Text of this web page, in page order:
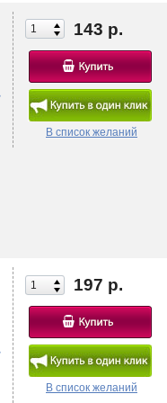
цене
представленные
поворотные,
изготавливается из
свойств
используется
устойчивость к
которые Вы можете прямо
цена-качество. Они
на улице, в организациях
Довольно
резины
аппаратные столики и
143 р.
В список желаний
197 р.
В список желаний